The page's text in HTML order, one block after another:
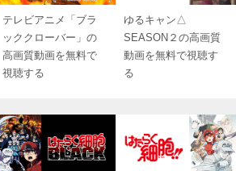
テレビアニメ「ブラ
ッククローバー」の
高画質動画を無料で
視聴する
ゆるキャン△
SEASON２の高画質
動画を無料で視聴す
る